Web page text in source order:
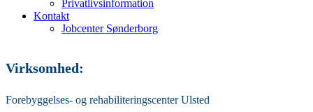
Privatlivsinformation
Kontakt
Jobcenter Sønderborg
Virksomhed:
Forebyggelses- og rehabiliteringscenter Ulsted